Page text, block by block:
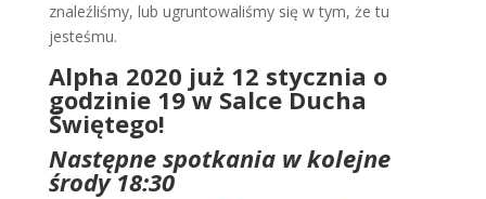
znaleźliśmy, lub ugruntowaliśmy się w tym, że tu
jesteśmu.
Alpha 2020 już 12 stycznia o
godzinie 19 w Salce Ducha
Świętego!
Następne spotkania w kolejne
środy 18:30